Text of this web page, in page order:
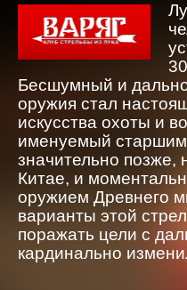
Бесшумный и
оружия стал
искусства охоты и
именуемый старшим
значительно позже,
Китае, и
оружием Древнего
варианты этой
поражать цели с
кардинально